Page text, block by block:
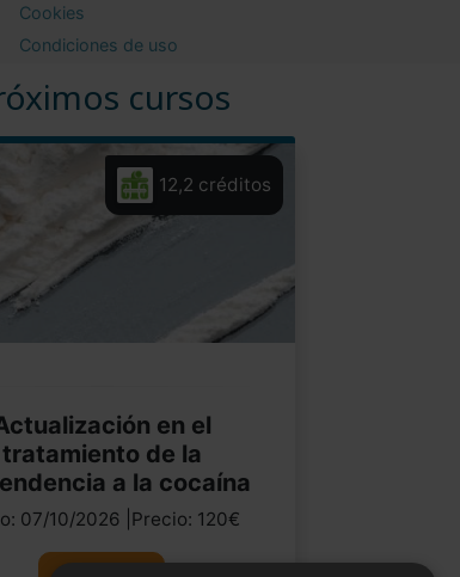
cursos
12,2 créditos
en el
tratamiento de la
a la cocaína
07/10/2026 |Precio: 120€
Cookies
Condiciones de uso